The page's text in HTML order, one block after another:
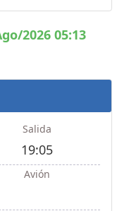
2026 05:13
Salida
19:05
Avión